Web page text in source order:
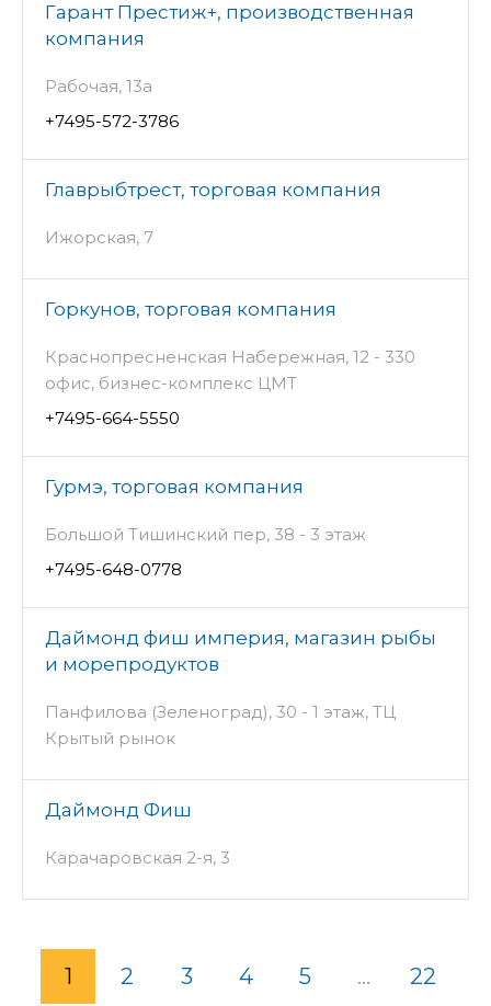
Гарант Престиж+, производственная
компания
Рабочая, 13а
+7495-572-3786
Главрыбтрест, торговая компания
Ижорская, 7
Горкунов, торговая компания
Краснопресненская Набережная, 12 - 330
офис, бизнес-комплекс ЦМТ
+7495-664-5550
Гурмэ, торговая компания
Большой Тишинский пер, 38 - 3 этаж
+7495-648-0778
Даймонд фиш империя, магазин рыбы
и морепродуктов
Панфилова (Зеленоград), 30 - 1 этаж, ТЦ
Крытый рынок
Даймонд Фиш
Карачаровская 2-я, 3
1 2 3 4 5 ... 22